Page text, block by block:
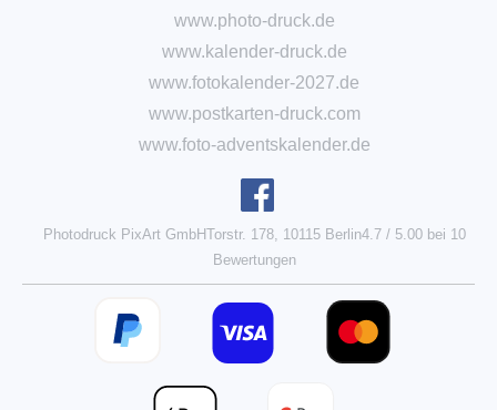
www.photo-druck.de
www.kalender-druck.de
www.fotokalender-2027.de
www.postkarten-druck.com
www.foto-adventskalender.de
Photodruck PixArt GmbHTorstr. 178, 10115 Berlin4.7/ 5.00bei 10
Bewertungen